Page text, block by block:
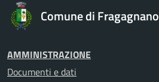
Comune di Fragagnano
AMMINISTRAZIONE
Documenti e dati